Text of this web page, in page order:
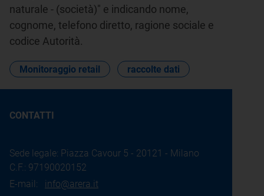
naturale - (società)" e indicando nome,
cognome, telefono diretto, ragione sociale e
codice Autorità.
Monitoraggio retail raccolte dati
CONTATTI
Sede legale: Piazza Cavour 5 - 20121 - Milano
C.F.: 97190020152
E-mail: info@arera.it